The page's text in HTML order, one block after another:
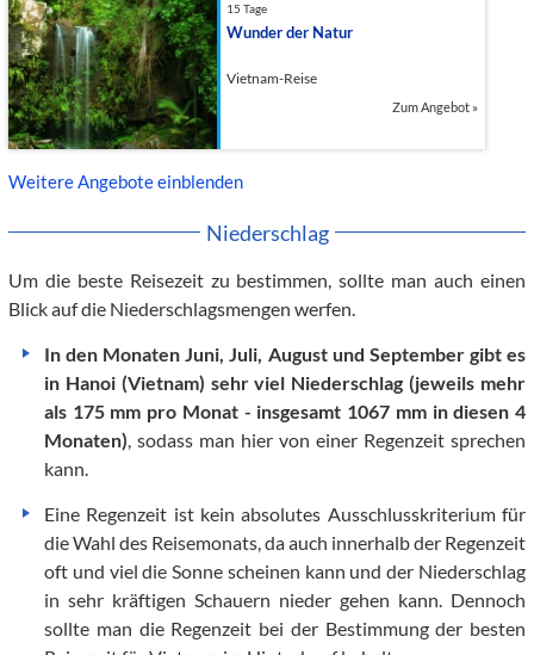
15 Tage
Wunder der Natur
Vietnam-Reise
Zum Angebot »
Weitere Angebote einblenden
Niederschlag
Um die beste Reisezeit zu bestimmen, sollte man auch einen
Blick auf die Niederschlagsmengen werfen.
In den Monaten Juni, Juli, August und September gibt es
in Hanoi (Vietnam) sehr viel Niederschlag (jeweils mehr
als 175 mm pro Monat - insgesamt 1067 mm in diesen 4
Monaten), sodass man hier von einer Regenzeit sprechen
kann.
Eine Regenzeit ist kein absolutes Ausschlusskriterium für
die Wahl des Reisemonats, da auch innerhalb der Regenzeit
oft und viel die Sonne scheinen kann und der Niederschlag
in sehr kräftigen Schauern nieder gehen kann. Dennoch
sollte man die Regenzeit bei der Bestimmung der besten